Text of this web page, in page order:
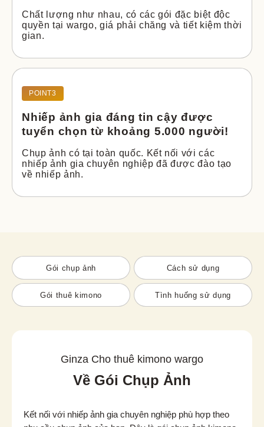
Chất lượng như nhau, có các gói đặc biệt độc
quyền tại wargo, giá phải chăng và tiết kiệm thời
gian.
POINT3
Nhiếp ảnh gia đáng tin cậy được
tuyển chọn từ khoảng 5.000 người!
Chụp ảnh có tại toàn quốc. Kết nối với các
nhiếp ảnh gia chuyên nghiệp đã được đào tạo
về nhiếp ảnh.
Gói chụp ảnh Cách sử dụng
Gói thuê kimono Tình huống sử dụng
Ginza Cho thuê kimono wargo
Về Gói Chụp Ảnh
Kết nối với nhiếp ảnh gia chuyên nghiệp phù hợp theo